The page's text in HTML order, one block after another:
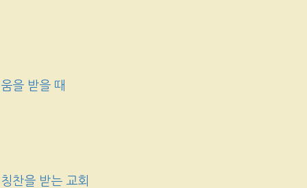
을 받을 때
찬을 받는 교회